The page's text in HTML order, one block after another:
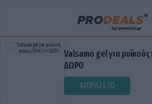
Valsamo gel για
ΔΩΡΟ
ΑΓΟΡΑΣΕ ΤΟ